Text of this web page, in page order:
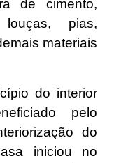
de cimento,
pias,
materiais
do interior
pelo
do
iniciou no